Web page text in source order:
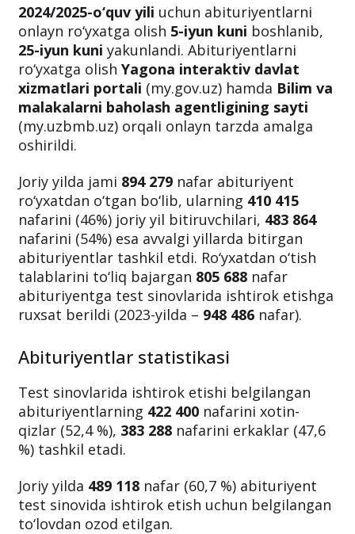
2024/2025-o‘quv yili uchun abituriyentlarni
onlayn ro‘yxatga olish 5-iyun kuni boshlanib,
25-iyun kuni yakunlandi. Abituriyentlarni
ro‘yxatga olish Yagona interaktiv davlat
xizmatlari portali (my.gov.uz) hamda Bilim va
malakalarni baholash agentligining sayti
(my.uzbmb.uz) orqali onlayn tarzda amalga
oshirildi.
Joriy yilda jami 894 279 nafar abituriyent
ro‘yxatdan o‘tgan bo‘lib, ularning 410 415
nafarini (46%) joriy yil bitiruvchilari, 483 864
nafarini (54%) esa avvalgi yillarda bitirgan
abituriyentlar tashkil etdi. Ro‘yxatdan o‘tish
talablarini to‘liq bajargan 805 688 nafar
abituriyentga test sinovlarida ishtirok etishga
ruxsat berildi (2023-yilda – 948 486 nafar).
Abituriyentlar statistikasi
Test sinovlarida ishtirok etishi belgilangan
abituriyentlarning 422 400 nafarini xotin-
qizlar (52,4 %), 383 288 nafarini erkaklar (47,6
%) tashkil etadi.
Joriy yilda 489 118 nafar (60,7 %) abituriyent
test sinovida ishtirok etish uchun belgilangan
to‘lovdan ozod etilgan.